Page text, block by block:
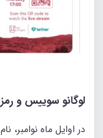
لوگانو سوییس و
در اوایل ماه نوامبر،